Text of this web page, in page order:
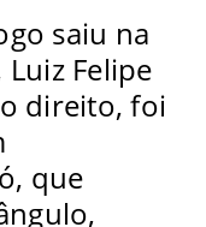
saiu na
Luiz Felipe
direito, foi
que